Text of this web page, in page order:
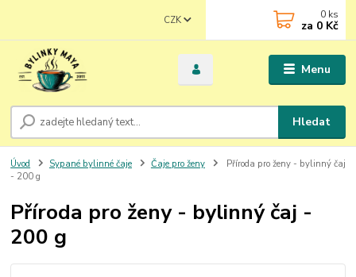
Menu
CZK
Hledat
0 ks
za 0 Kč
Úvod Sypané bylinné čaje Čaje pro ženy
Příroda pro ženy - bylinný čaj
- 200 g
Příroda pro ženy - bylinný čaj -
200 g